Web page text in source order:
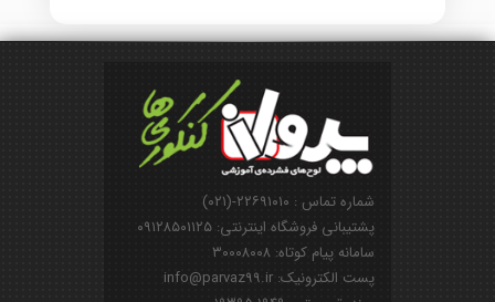
شماره تماس : ۲۲۶۹۱۰۱۰-(۰۲۱)
پشتیبانی فروشگاه اینترنتی: ۰۹۱۲۸۵۰۱۱۲۵
سامانه پیام کوتاه: ۳۰۰۰۸۰۰۸
پست الکترونیک: info@parvaz99.ir